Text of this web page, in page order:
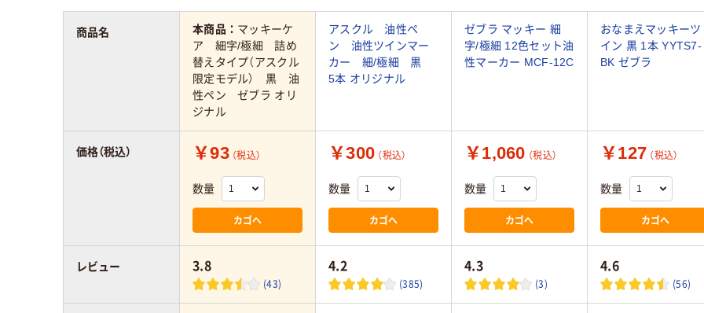
本商品： マッキーケ
ア 細字/極細 詰め
替えタイプ（アスクル
限定モデル） 黒 油
性ペン ゼブラ オリ
ジナル
アスクル 油性ペ
ン 油性ツインマー
カー 細/極細 黒
5本 オリジナル
ゼブラ マッキー 細
字/極細 12色セット油
性マーカー MCF-12C
おなまえマッキーツ
イン 黒 1本 YYTS7-
BK ゼブラ
￥93 （税込）
数量
カゴへ
￥300 （税込）
数量
カゴへ
￥1,060 （税込）
数量
カゴへ
￥127 （税込）
数量
カゴへ
3.8
(43)
4.2
(385)
4.3
(3)
4.6
(56)
商品名
価格（税込）
レビュー